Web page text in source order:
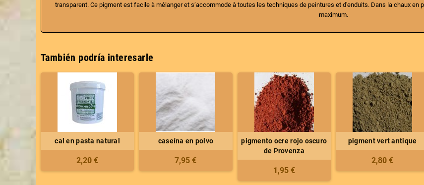
transparent. Ce pigment est facile à mélanger et s’accommode à toutes les techniques de peintures et d'enduits. Dans la chaux en
maximum.
También podría interesarle
cal en pasta natural
2,20 €
caseína en polvo
7,95 €
pigmento ocre rojo oscuro
de Provenza
1,95 €
pigment vert antique
2,80 €